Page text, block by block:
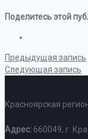
Поделитесь этой
Предыдущая запись
Следующая запись
Красноярская
Адрес: 660049, г.